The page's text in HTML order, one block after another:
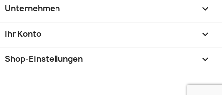
Unternehmen 
Ihr Konto 
Shop-Einstellungen keyboard_arrow_down